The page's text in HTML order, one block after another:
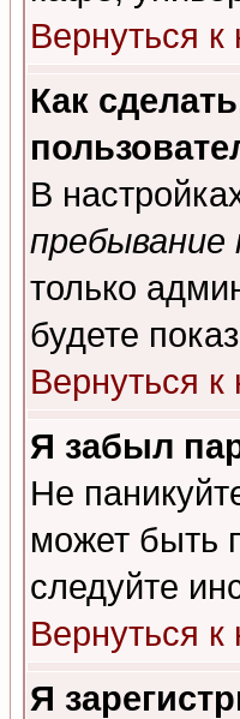
Вернуться к
Как
В
только
будете
Вернуться к
Я забыл
Не
может быть
следуйте
Вернуться к
Я